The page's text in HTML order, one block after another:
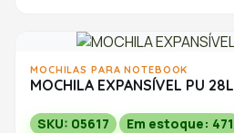
MOCHILAS PARA NOTEBOOK
MOCHILA EXPANSÍVEL PU 28L
SKU: 05617 Em estoque: 471